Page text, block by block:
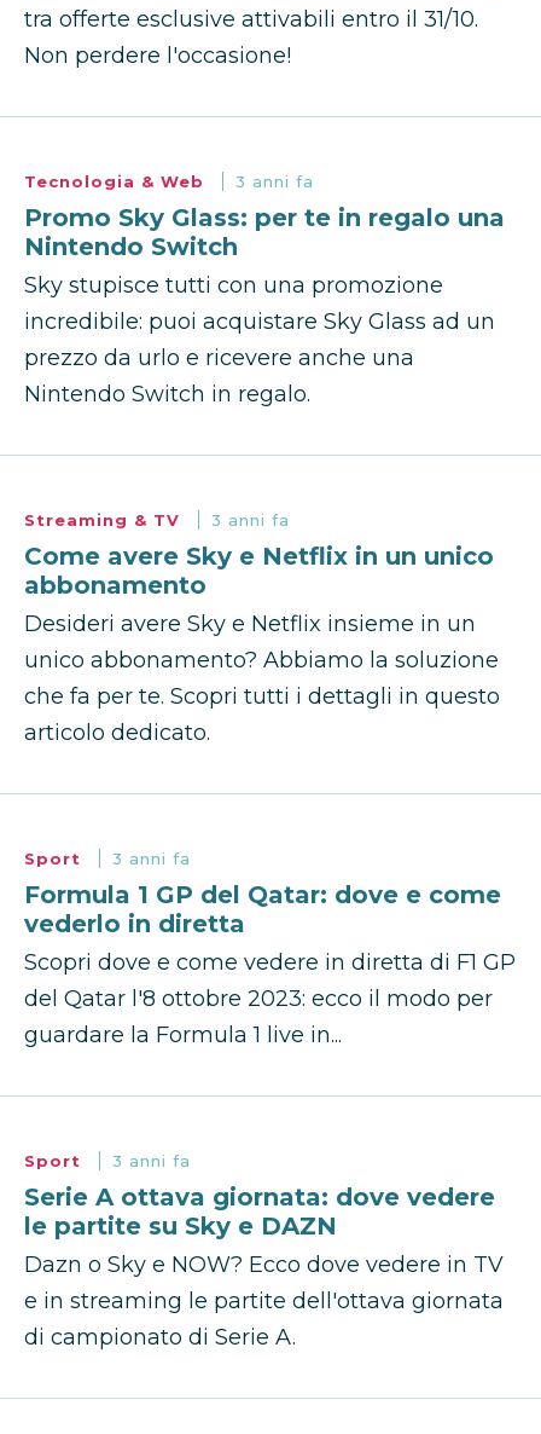
tra offerte esclusive attivabili entro il 31/10.
Non perdere l'occasione!
Tecnologia & Web 3 anni fa
Promo Sky Glass: per te in regalo una
Nintendo Switch
Sky stupisce tutti con una promozione
incredibile: puoi acquistare Sky Glass ad un
prezzo da urlo e ricevere anche una
Nintendo Switch in regalo.
Streaming & TV 3 anni fa
Come avere Sky e Netflix in un unico
abbonamento
Desideri avere Sky e Netflix insieme in un
unico abbonamento? Abbiamo la soluzione
che fa per te. Scopri tutti i dettagli in questo
articolo dedicato.
Sport 3 anni fa
Formula 1 GP del Qatar: dove e come
vederlo in diretta
Scopri dove e come vedere in diretta di F1 GP
del Qatar l'8 ottobre 2023: ecco il modo per
guardare la Formula 1 live in...
Sport 3 anni fa
Serie A ottava giornata: dove vedere
le partite su Sky e DAZN
Dazn o Sky e NOW? Ecco dove vedere in TV
e in streaming le partite dell'ottava giornata
di campionato di Serie A.